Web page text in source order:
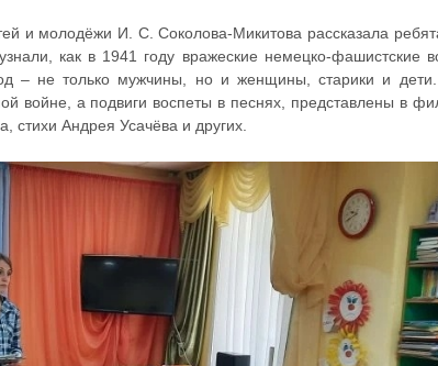
и молодёжи И. С. Соколова-Микитова рассказала
как в 1941 году вражеские немецко-фашистские
– не только мужчины, но и женщины, старики и дети.
войне, а подвиги воспеты в песнях, представлены в
стихи Андрея Усачёва и других.